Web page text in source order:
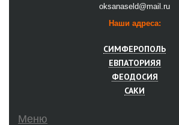
oksanaseld@mail.ru
Наши адреса:
СИМФЕРОПОЛЬ
ЕВПАТОРИЯЯ
ФЕОДОСИЯ
САКИ
Меню